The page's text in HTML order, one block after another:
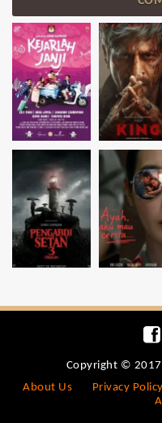
Copyright ©
About Us
Privacy Policy